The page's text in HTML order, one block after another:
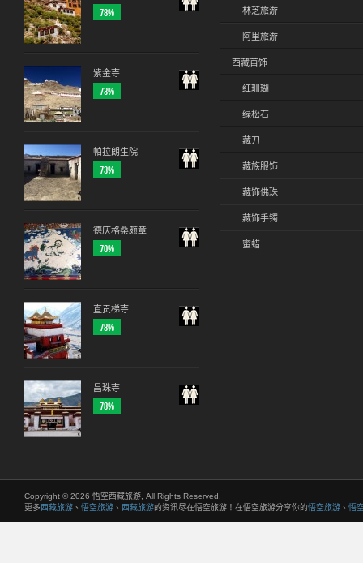
78%
紫金寺
73%
帕拉朗生院
73%
德庆格桑颇章
70%
直贡梯寺
78%
昌珠寺
78%
林芝旅游
阿里旅游
西藏首饰
红珊瑚
绿松石
藏刀
藏族服饰
藏饰佛珠
藏饰手镯
蜜蜡
Copyright © 2026 悟空西藏旅游, All Rights Reserved.
更多西藏旅游 、 悟空旅游 、 西藏旅游的资讯尽在悟空旅游！在悟空旅游分享你的悟空旅游 、 悟